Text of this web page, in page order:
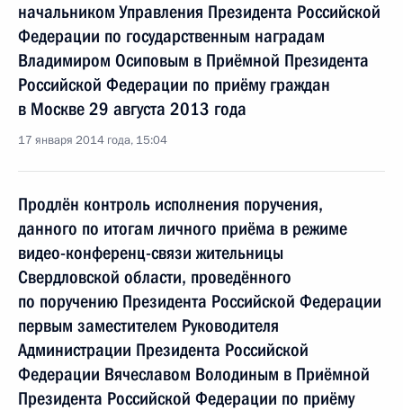
начальником Управления Президента Российской
Федерации по государственным наградам
Владимиром Осиповым в Приёмной Президента
Российской Федерации по приёму граждан
в Москве 29 августа 2013 года
17 января 2014 года, 15:04
Продлён контроль исполнения поручения,
данного по итогам личного приёма в режиме
видео-конференц-связи жительницы
Свердловской области, проведённого
по поручению Президента Российской Федерации
первым заместителем Руководителя
Администрации Президента Российской
Федерации Вячеславом Володиным в Приёмной
Президента Российской Федерации по приёму